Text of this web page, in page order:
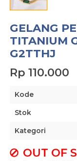
GELANG
TITANIUM
G2TTHJ
Rp 110.000
Kode
Stok
Kategori
OUT OF